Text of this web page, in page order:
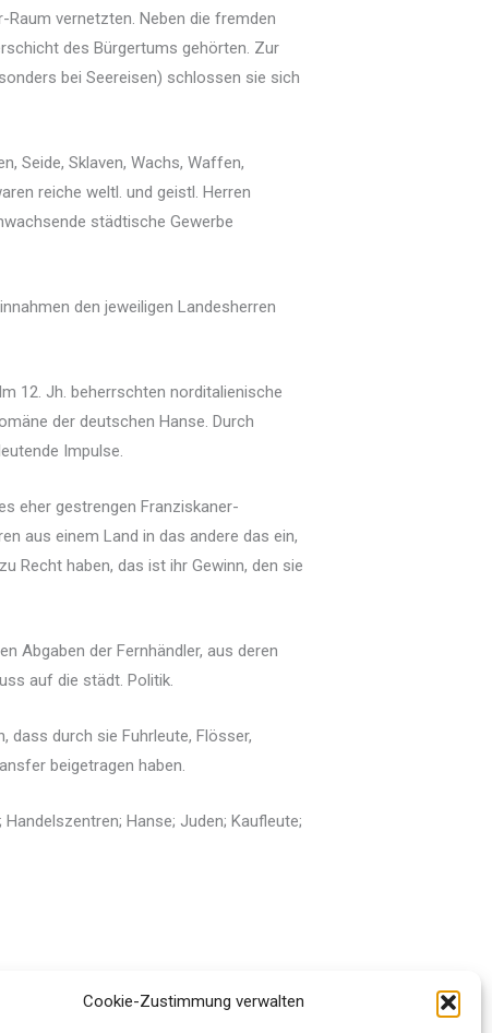
Cookie-Zustimmung verwalten
vernetzten. Neben die fremden
des Bürgertums gehörten. Zur
bei Seereisen) schlossen sie sich
Seide, Sklaven, Wachs, Waffen,
reiche weltl. und geistl. Herren
städtische Gewerbe
den jeweiligen Landesherren
12. Jh. beherrschten norditalienische
der deutschen Hanse. Durch
Impulse.
eher gestrengen Franziskaner-
aus einem Land in das andere das ein,
Recht haben, das ist ihr Gewinn, den sie
Abgaben der Fernhändler, aus deren
auf die städt. Politik.
dass durch sie Fuhrleute, Flösser,
beigetragen haben.
Hanse; Juden; Kaufleute;